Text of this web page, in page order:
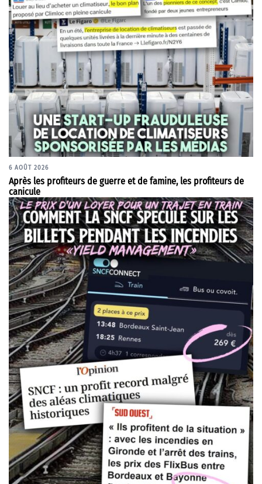
6 AOÛT 2026
Après les profiteurs de guerre et de famine, les profiteurs de
canicule